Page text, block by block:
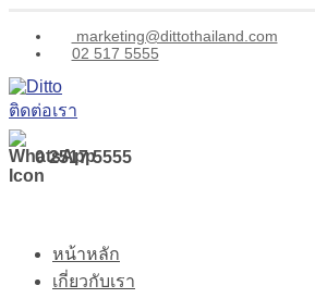
marketing@dittothailand.com
02 517 5555
ติดต่อเรา
0 2517 5555
หน้าหลัก
เกี่ยวกับเรา